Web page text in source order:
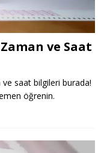
Zaman ve Saat
ve saat bilgileri burada!
öğrenin.